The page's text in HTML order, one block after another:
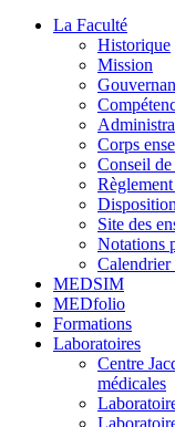
La Faculté
Historique
Mission
Corps
Conseil
Site des
Notations
Calendrier
MEDSIM
MEDfolio
Formations
Laboratoires
Centre
médicales